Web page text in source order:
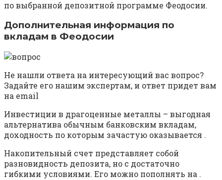
по выбранной депозитной программе Феодосии.
Дополнительная информация по
вкладам в Феодосии
Не нашли ответа на интересующий вас вопрос?
Задайте его нашим экспертам, и ответ придет вам
на email
Инвестиции в драгоценные металлы – выгодная
альтернатива обычным банковским вкладам,
доходность по которым зачастую оказывается .
Накопительный счет представляет собой
разновидность депозита, но с достаточно
гибкими условиями. Его можно пополнять на .